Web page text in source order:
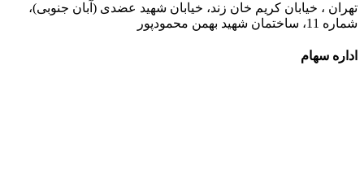
تهران ، خیابان کریم خان زند، خیابان شهید عضدی (آبان جنوبی)،
شماره 11، ساختمان شهید بهمن محمودپور
اداره سهام